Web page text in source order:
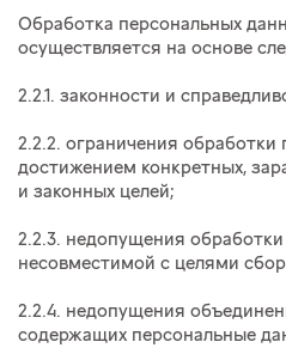
Обработка персональных
осуществляется на основе
2.2.1. законности и
2.2.2. ограничения обработки
достижением конкретных,
и законных целей;
2.2.3. недопущения
несовместимой с целями
2.2.4. недопущения
содержащих персональные